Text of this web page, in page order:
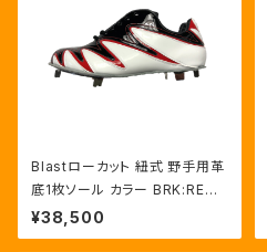
Blastローカット 紐式 野手用革
底1枚ソール カラー BRK:RED/
HWT
¥38,500